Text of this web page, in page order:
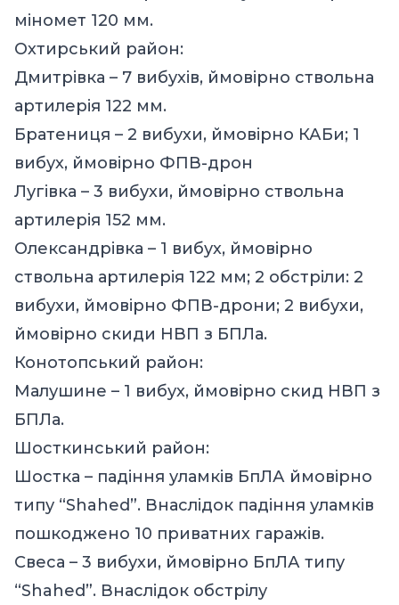
міномет 120 мм.
Охтирський район:
Дмитрівка – 7 вибухів, ймовірно ствольна
артилерія 122 мм.
Братениця – 2 вибухи, ймовірно КАБи; 1
вибух, ймовірно ФПВ-дрон
Лугівка – 3 вибухи, ймовірно ствольна
артилерія 152 мм.
Олександрівка – 1 вибух, ймовірно
ствольна артилерія 122 мм; 2 обстріли: 2
вибухи, ймовірно ФПВ-дрони; 2 вибухи,
ймовірно скиди НВП з БПЛа.
Конотопський район:
Малушине – 1 вибух, ймовірно скид НВП з
БПЛа.
Шосткинський район:
Шостка – падіння уламків БпЛА ймовірно
типу “Shahed”. Внаслідок падіння уламків
пошкоджено 10 приватних гаражів.
Свеса – 3 вибухи, ймовірно БпЛА типу
“Shahed”. Внаслідок обстрілу